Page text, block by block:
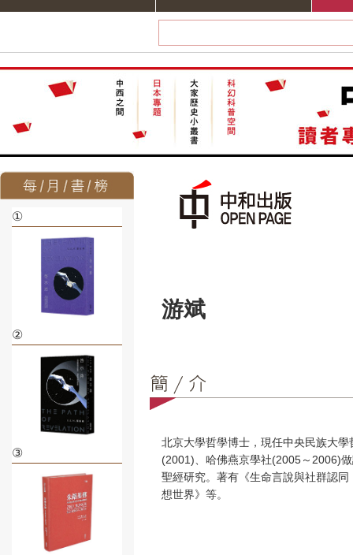
①
②
③
游斌
北京大學哲學博士，現任中央民族大
(2001)、哈佛燕京學社(2005～2006)
聖經研究。著有《生命言說與社群認
想世界》等。